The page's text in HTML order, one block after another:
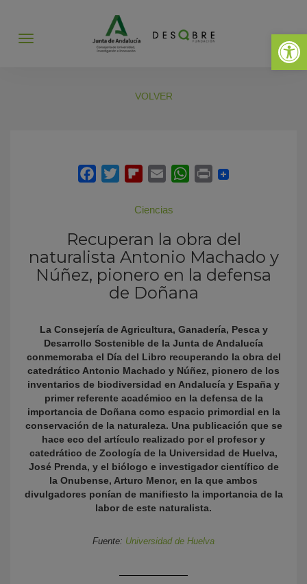
Abrir
Abrir
VOLVER
Ciencias
Recuperan la obra del
naturalista Antonio Machado y
Núñez, pionero en la defensa
de Doñana
La Consejería de Agricultura, Ganadería, Pesca y
Desarrollo Sostenible de la Junta de Andalucía
conmemoraba el Día del Libro recuperando la obra del
catedrático Antonio Machado y Núñez, pionero de los
inventarios de biodiversidad en Andalucía y España y
primer referente académico en la defensa de la
importancia de Doñana como espacio primordial en la
conservación de la naturaleza. Una publicación que se
hace eco del artículo realizado por el profesor y
catedrático de Zoología de la Universidad de Huelva,
José Prenda, y el biólogo e investigador científico de
la Onubense, Arturo Menor, en la que ambos
divulgadores ponían de manifiesto la importancia de la
labor de este naturalista.
Fuente: Universidad de Huelva